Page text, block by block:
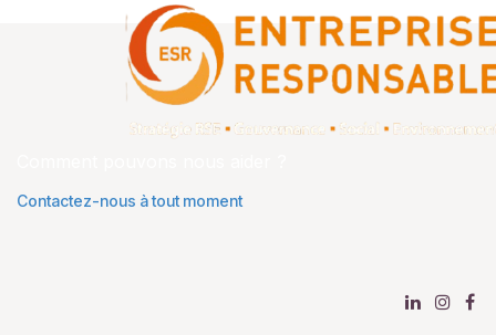
Contactez-nous à tout moment